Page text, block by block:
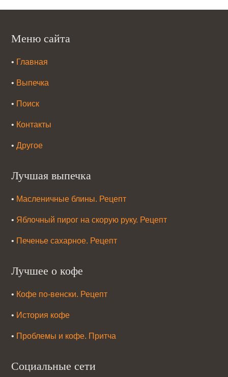
Меню сайта
• Главная
• Выпечка
• Поиск
• Контакты
•Другое
Лучшая выпечка
• Масленичные блины. Рецепт
• Яблочный пирог на скорую руку. Рецепт
• Печенье сахарное. Рецепт
Лучшее о кофе
• Кофе по-венски. Рецепт
• История кофе
• Проблемы и кофе. Притча
Социальные сети